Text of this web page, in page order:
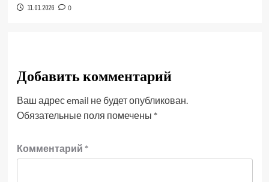
11.01.2026 0
Добавить комментарий
Ваш адрес email не будет опубликован.
Обязательные поля помечены *
Комментарий *